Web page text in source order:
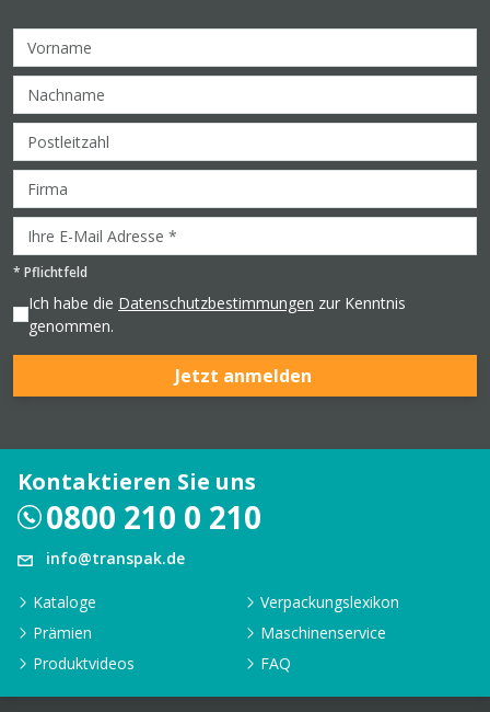
* Pflichtfeld
Ich habe die Datenschutzbestimmungen zur Kenntnis
genommen.
Jetzt anmelden
Kontaktieren Sie uns
0800 210 0 210
info@transpak.de
Kataloge
Verpackungslexikon
Prämien
Maschinenservice
Produktvideos
FAQ